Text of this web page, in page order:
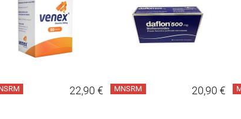
22,90 € MNSRM 20,90 €